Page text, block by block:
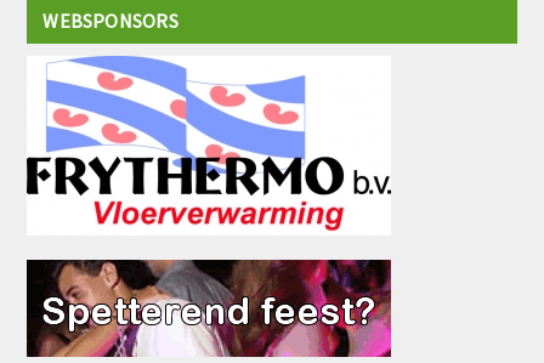
WEBSPONSORS